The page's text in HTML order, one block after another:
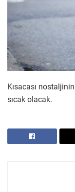
Kısacası
sıcak olacak.